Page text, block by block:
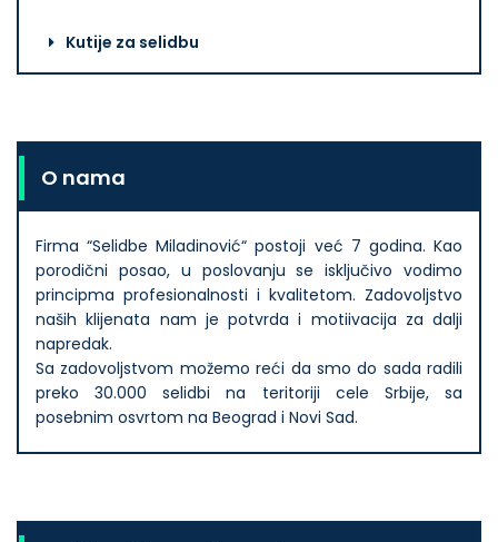
Kutije za selidbu
O nama
Firma “Selidbe Miladinović“ postoji već 7 godina. Kao
porodični posao, u poslovanju se isključivo vodimo
principma profesionalnosti i kvalitetom. Zadovoljstvo
naših klijenata nam je potvrda i motiivacija za dalji
napredak.
Sa zadovoljstvom možemo reći da smo do sada radili
preko 30.000 selidbi na teritoriji cele Srbije, sa
posebnim osvrtom na Beograd i Novi Sad.